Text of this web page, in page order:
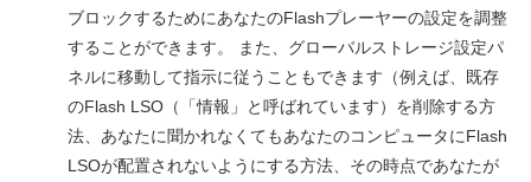
ブロックするためにあなたのFlashプレーヤーの設定を調整
することができます。 また、グローバルストレージ設定パ
ネルに移動して指示に従うこともできます（例えば、既存
のFlash LSO（「情報」と呼ばれています）を削除する方
法、あなたに聞かれなくてもあなたのコンピュータにFlash
LSOが配置されないようにする方法、その時点であなたが